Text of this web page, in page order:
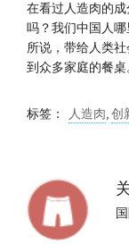
在看过人造肉的
吗？我们中国人
所说，带给人类
到众多家庭的餐桌
标签： 人造肉,创